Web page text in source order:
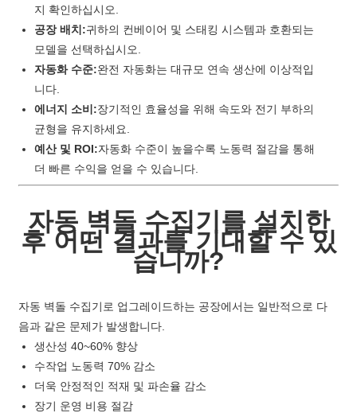
지 확인하십시오.
공장 배치:귀하의 컨베이어 및 스태킹 시스템과 호환되는
모델을 선택하십시오.
자동화 수준:완전 자동화는 대규모 연속 생산에 이상적입
니다.
에너지 소비:장기적인 효율성을 위해 속도와 전기 부하의
균형을 유지하세요.
예산 및 ROI:자동화 수준이 높을수록 노동력 절감을 통해
더 빠른 수익을 얻을 수 있습니다.
자동 벽돌 수집기를 설치한
후 어떤 결과를 기대할 수 있
습니까?
자동 벽돌 수집기로 업그레이드하는 공장에서는 일반적으로 다
음과 같은 문제가 발생합니다.
생산성 40~60% 향상
수작업 노동력 70% 감소
더욱 안정적인 적재 및 파손율 감소
장기 운영 비용 절감